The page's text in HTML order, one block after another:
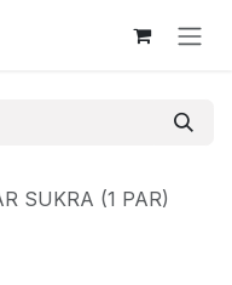
SUKRA (1 PAR)